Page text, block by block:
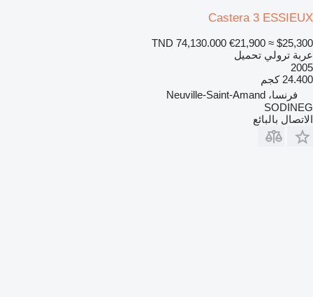
Castera 3 ESSIEUX
TND 74,130.000 €21,900 ≈ $25,300
عربة ترولي تحميل
2005
24.400 كجم
فرنسا، Neuville-Saint-Amand
SODINEG
الاتصال بالبائع